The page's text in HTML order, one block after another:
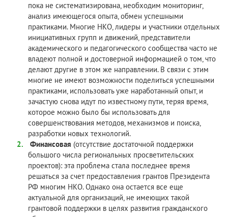
пока не систематизирована, необходим мониторинг,
анализ имеющегося опыта, обмен успешными
практиками. Многие НКО, лидеры и участники отдельных
инициативных групп и движений, представители
академического и педагогического сообщества часто не
владеют полной и достоверной информацией о том, что
делают другие в этом же направлении. В связи с этим
многие не имеют возможности поделиться успешными
практиками, использовать уже наработанный опыт, и
зачастую снова идут по известному пути, теряя время,
которое можно было бы использовать для
совершенствования методов, механизмов и поиска,
разработки новых технологий.
Финансовая (отсутствие достаточной поддержки
большого числа региональных просветительских
проектов): эта проблема стала последнее время
решаться за счет предоставления грантов Президента
РФ многим НКО. Однако она остается все еще
актуальной для организаций, не имеющих такой
грантовой поддержки в целях развития гражданского